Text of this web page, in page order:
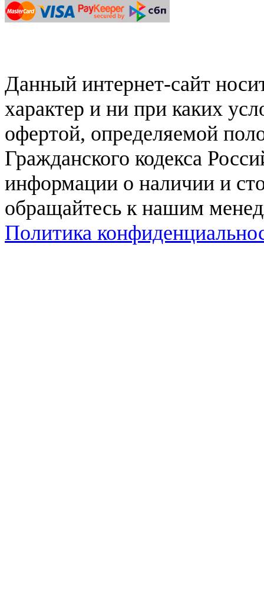
Данный интернет-сайт
характер и ни при каких
офертой, определяемой
Гражданского кодекса
информации о наличии и
обращайтесь к нашим
Политика